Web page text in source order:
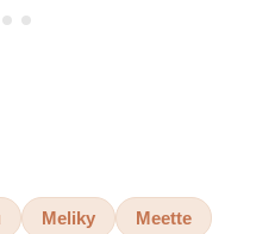
Meliky Meette